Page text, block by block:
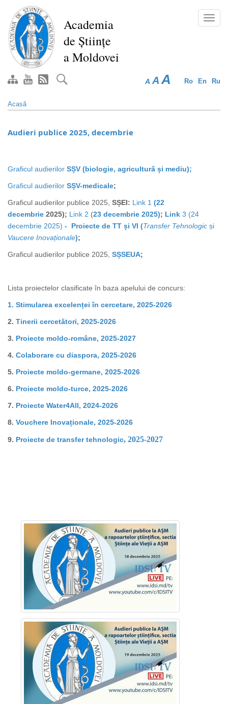
conţinutul
principal
Academia
de Științe
a Moldovei
Ro En Ru
A A A
Acasă
Audieri publice 2025, decembrie
Graficul audierilor SȘV (biologie, agricultură și mediu);
Graficul audierilor SȘV-medicale;
Graficul audierilor publice 2025, SȘEI: Link 1 (22
decembrie 2025); Link 2 (23 decembrie 2025); Link 3 (24
decembrie 2025) - Proiecte de TT și VI (Transfer Tehnologic și
Vaucere Inovaționale);
Graficul audierilor publice 2025, SȘSEUA;
Lista proiectelor clasificate în baza apelului de concurs:
1. Stimularea excelenței în cercetare, 2025-2026
2. Tinerii cercetători, 2025-2026
3. Proiecte moldo-române, 2025-2027
4. Colaborare cu diaspora, 2025-2026
5. Proiecte moldo-germane, 2025-2026
6. Proiecte moldo-turce, 2025-2026
7. Proiecte Water4All, 2024-2026
8. Vouchere Inovaționale, 2025-2026
9. Proiecte de transfer tehnologic, 2025-2027